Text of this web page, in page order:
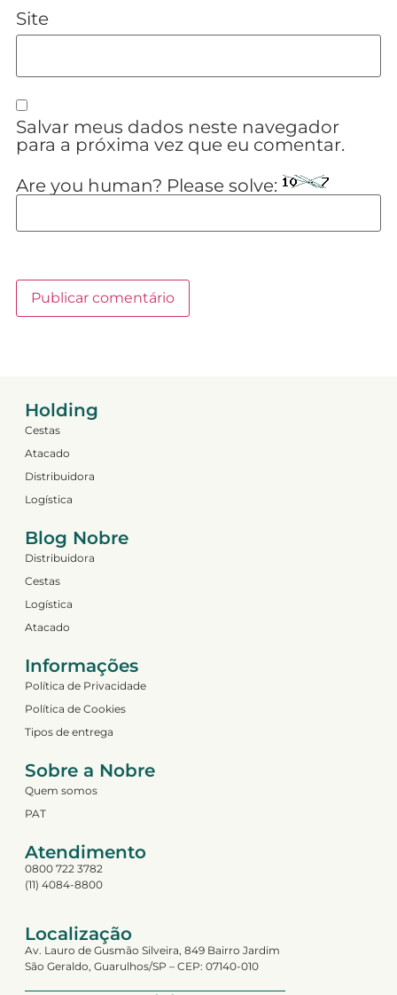
Site
Salvar meus dados neste navegador
para a próxima vez que eu comentar.
Are you human? Please solve:
Holding
Cestas
Atacado
Distribuidora
Logística
Blog Nobre
Distribuidora
Cestas
Logística
Atacado
Informações
Política de Privacidade
Política de Cookies
Tipos de entrega
Sobre a Nobre
Quem somos
PAT
Atendimento
0800 722 3782
(11) 4084-8800
Localização
Av. Lauro de Gusmão Silveira, 849 Bairro Jardim
São Geraldo, Guarulhos/SP – CEP: 07140-010